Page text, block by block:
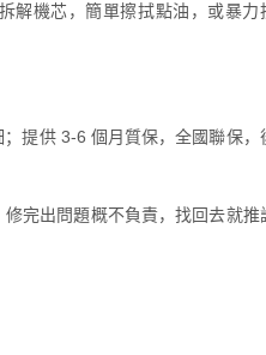
解機芯，簡單擦拭點油，或暴力
提供 3-6 個月質保，全國聯保，
完出問題概不負責，找回去就推